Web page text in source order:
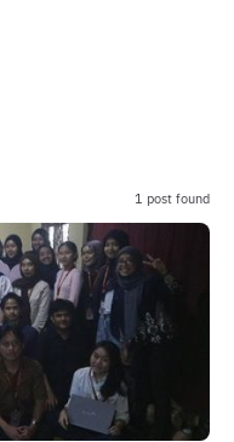
1 post found